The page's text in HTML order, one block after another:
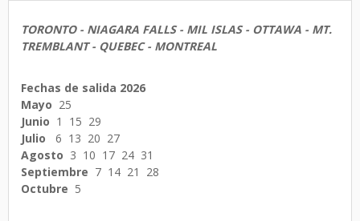
TORONTO - NIAGARA FALLS - MIL ISLAS - OTTAWA - MT.
TREMBLANT - QUEBEC - MONTREAL
Fechas de salida 2026
Mayo 25
Junio 1 15 29
Julio 6 13 20 27
Agosto 3 10 17 24 31
Septiembre 7 14 21 28
Octubre 5